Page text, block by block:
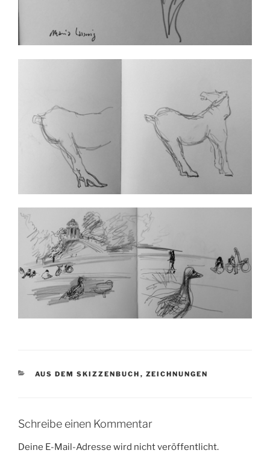
KATEGORIEN
AUS DEM SKIZZENBUCH , ZEICHNUNGEN
Schreibe einen Kommentar
Deine E-Mail-Adresse wird nicht veröffentlicht.